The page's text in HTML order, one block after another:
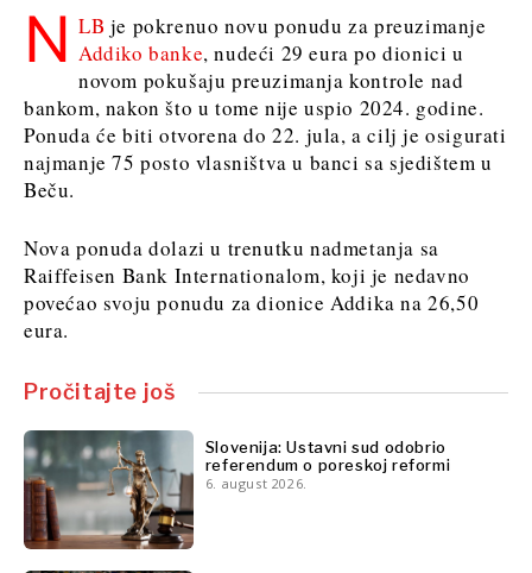
N LB je pokrenuo novu ponudu za preuzimanje
Addiko banke, nudeći 29 eura po dionici u
novom pokušaju preuzimanja kontrole nad
bankom, nakon što u tome nije uspio 2024. godine.
Ponuda će biti otvorena do 22. jula, a cilj je osigurati
najmanje 75 posto vlasništva u banci sa sjedištem u
Beču.
Nova ponuda dolazi u trenutku nadmetanja sa
Raiffeisen Bank Internationalom, koji je nedavno
povećao svoju ponudu za dionice Addika na 26,50
eura.
Pročitajte još
Slovenija: Ustavni sud odobrio
referendum o poreskoj reformi
6. august 2026.